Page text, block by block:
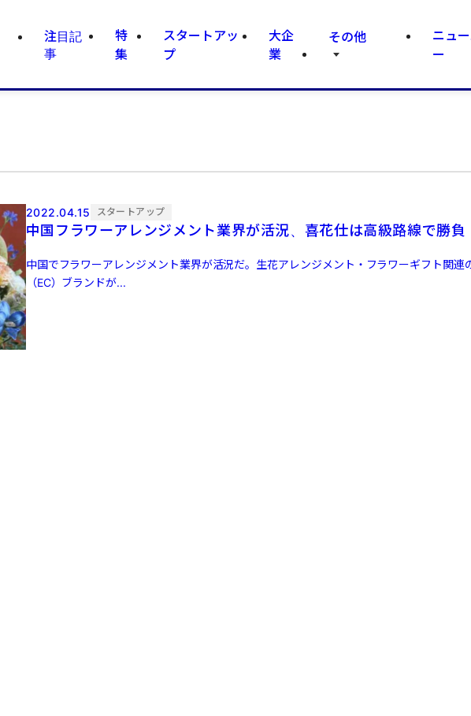
注目記
事
特
集
スタートアッ
プ
大企
業
その他
ニュ
ー
2022.04.15 スタートアップ
中国フラワーアレンジメント業界が活況、喜花仕は高級路線で勝負
中国でフラワーアレンジメント業界が活況だ。生花アレンジメント・フラワーギフト関連
（EC）ブランドが...